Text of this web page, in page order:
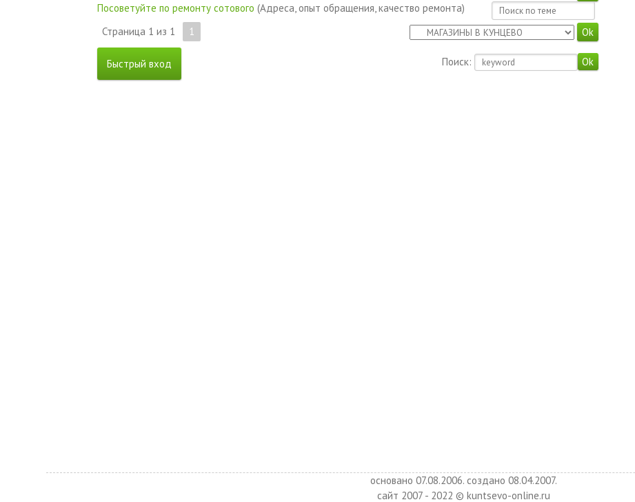
Посоветуйте по ремонту сотового (Адреса, опыт обращения, качество ремонта)
Страница 1 из 1 1
Поиск:
основано 07.08.2006. создано 08.04.2007.
сайт 2007 - 2022 © kuntsevo-online.ru